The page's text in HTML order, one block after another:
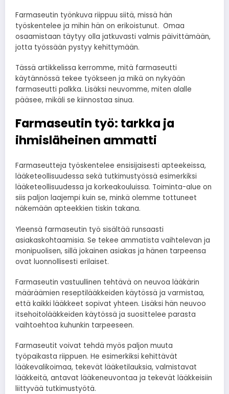
Farmaseutin työnkuva riippuu siitä, missä hän
työskentelee ja mihin hän on erikoistunut. Omaa
osaamistaan täytyy olla jatkuvasti valmis päivittämään,
jotta työssään pystyy kehittymään.
Tässä artikkelissa kerromme, mitä farmaseutti
käytännössä tekee työkseen ja mikä on nykyään
farmaseutti palkka. Lisäksi neuvomme, miten alalle
pääsee, mikäli se kiinnostaa sinua.
Farmaseutin työ: tarkka ja
ihmisläheinen ammatti
Farmaseutteja työskentelee ensisijaisesti apteekeissa,
lääketeollisuudessa sekä tutkimustyössä esimerkiksi
lääketeollisuudessa ja korkeakouluissa. Toiminta-alue on
siis paljon laajempi kuin se, minkä olemme tottuneet
näkemään apteekkien tiskin takana.
Yleensä farmaseutin työ sisältää runsaasti
asiakaskohtaamisia. Se tekee ammatista vaihtelevan ja
monipuolisen, sillä jokainen asiakas ja hänen tarpeensa
ovat luonnollisesti erilaiset.
Farmaseutin vastuullinen tehtävä on neuvoa lääkärin
määräämien reseptilääkkeiden käytössä ja varmistaa,
että kaikki lääkkeet sopivat yhteen. Lisäksi hän neuvoo
itsehoitolääkkeiden käytössä ja suosittelee parasta
vaihtoehtoa kuhunkin tarpeeseen.
Farmaseutit voivat tehdä myös paljon muuta
työpaikasta riippuen. He esimerkiksi kehittävät
lääkevalikoimaa, tekevät lääketilauksia, valmistavat
lääkkeitä, antavat lääkeneuvontaa ja tekevät lääkkeisiin
liittyvää tutkimustyötä.